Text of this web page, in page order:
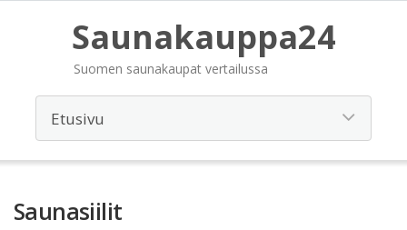
Saunakauppa24
Suomen saunakaupat vertailussa
Saunasiilit